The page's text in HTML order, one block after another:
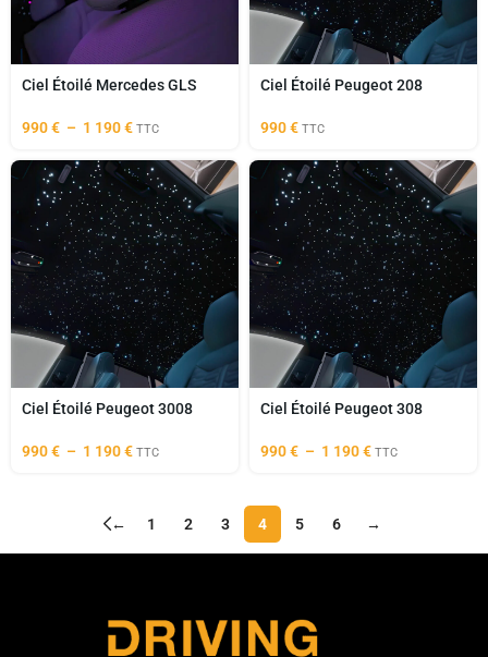
Ciel Étoilé Mercedes GLS
990€ – 1 190€ TTC
Ciel Étoilé Peugeot 208
990€ TTC
Ciel Étoilé Peugeot 3008
990€ – 1 190€ TTC
Ciel Étoilé Peugeot 308
990€ – 1 190€ TTC
← 1 2 3 4 5 6 →